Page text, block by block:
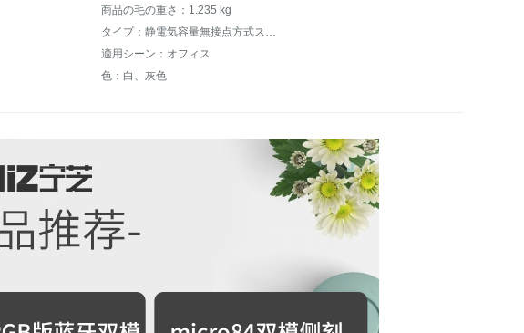
商品の毛の重さ：1.235 kg
適用シーン：オフィス
色：白、灰色